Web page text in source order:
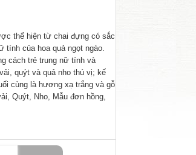
thể hiện từ chai đựng có sắc
tính của hoa quả ngọt ngào.
cách trẻ trung nữ tính và
quýt và quả nho thú vị; kế
cùng là hương xạ trắng và gỗ
Quýt, Nho, Mẫu đơn hồng,